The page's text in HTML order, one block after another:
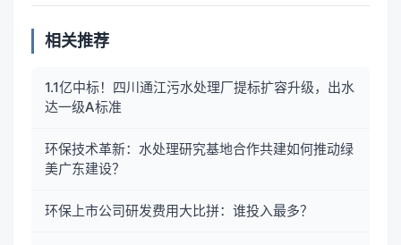
相关推荐
1.1亿中标！四川通江污水处理厂提标扩容升级，出水
达一级A标准
环保技术革新：水处理研究基地合作共建如何推动绿
美广东建设？
环保上市公司研发费用大比拼：谁投入最多？